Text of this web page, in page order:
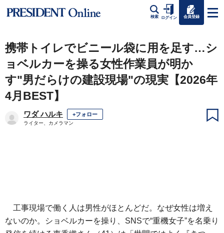
検索 ログイン 会員登録
携帯トイレでビニール袋に用を足す…シ
ョベルカーを操る女性作業員が明か
す"男だらけの建設現場"の現実【2026年
4月BEST】
ワダ ハルキ +フォロー
ライター、カメラマン
工事現場で働く人は男性がほとんどだ。なぜ女性は増え
ないのか。ショベルカーを操り、SNSで“重機女子”を名乗り